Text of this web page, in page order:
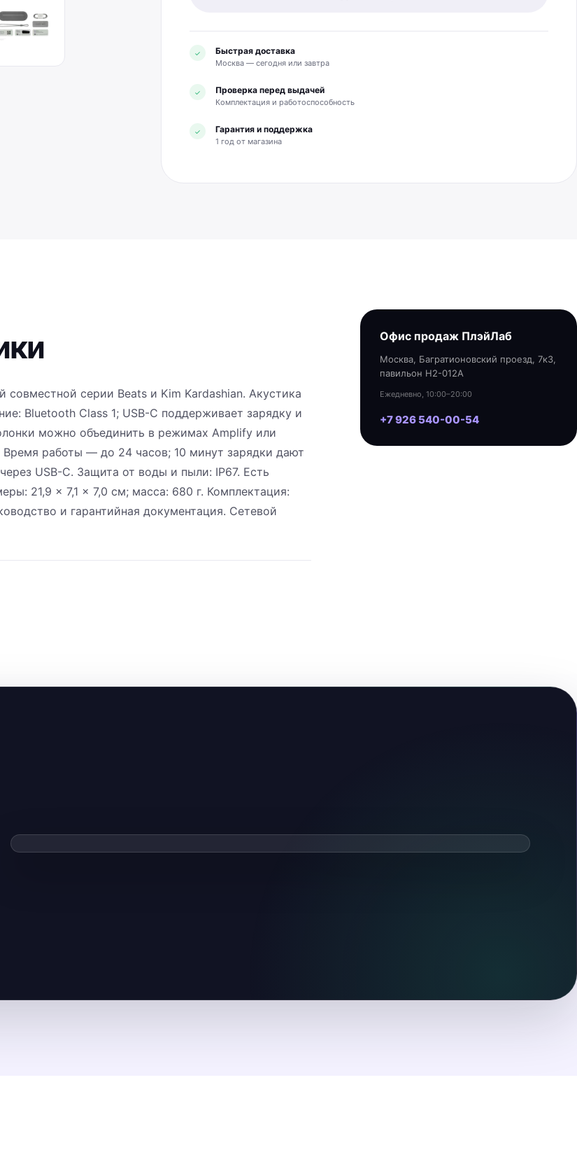
✓ Быстрая доставка
Москва — сегодня или завтра
✓ Проверка перед выдачей
Комплектация и работоспособность
✓ Гарантия и поддержка
1 год от магазина
серии Beats и Kim Kardashian. Акустика
Bluetooth Class 1; USB-C поддерживает зарядку и
можно объединить в режимах Amplify или
Время работы — до 24 часов; 10 минут зарядки дают
USB-C. Защита от воды и пыли: IP67. Есть
21,9 × 7,1 × 7,0 см; масса: 680 г. Комплектация:
и гарантийная документация. Сетевой
Офис продаж ПлэйЛаб
Москва, Багратионовский проезд, 7к3,
павильон H2-012A
Ежедневно, 10:00–20:00
+7 926 540-00-54
Смотреть видеообзор